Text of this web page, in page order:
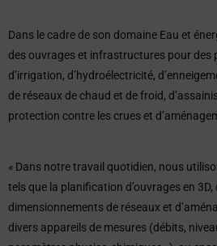
Dans le cadre de son domaine Eau et
des ouvrages et infrastructures pour des
d’irrigation, d’hydroélectricité,
de réseaux de chaud et de froid,
protection contre les crues et
« Dans notre travail quotidien, nous
tels que la planification d’ouvrages en
dimensionnements de réseaux et
divers appareils de mesures (débits,